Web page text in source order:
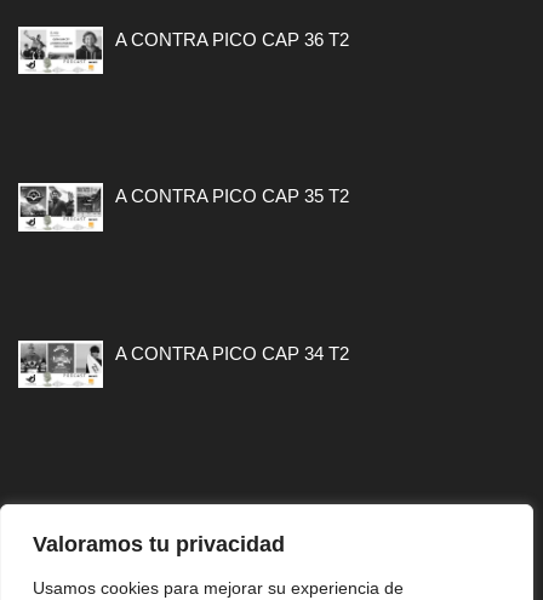
Valoramos tu privacidad
Usamos cookies para mejorar su experiencia de
A CONTRA PICO CAP 36 T2
A CONTRA PICO CAP 35 T2
A CONTRA PICO CAP 34 T2